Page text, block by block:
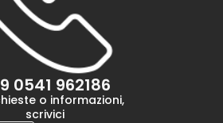
0541 962186
o informazioni,
scrivici